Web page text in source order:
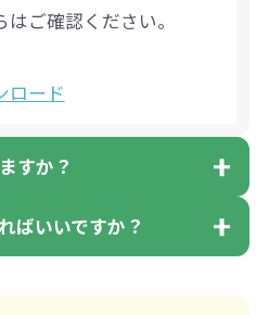
ご確認ください。
ロード
すか？
ジより各種帳票のダウ
ばいいですか？